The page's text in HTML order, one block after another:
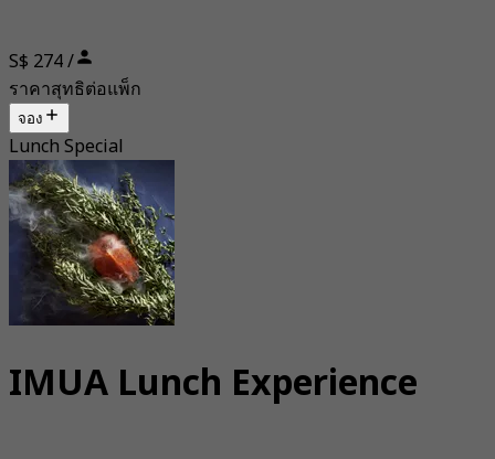
S$ 274 /
ราคาสุทธิต่อแพ็ก
จอง
Lunch Special
IMUA Lunch Experience